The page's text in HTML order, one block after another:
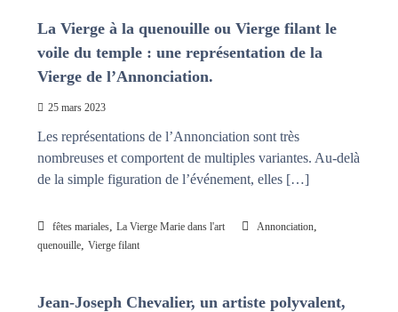
La Vierge à la quenouille ou Vierge filant le
voile du temple : une représentation de la
Vierge de l’Annonciation.
25 mars 2023
Les représentations de l’Annonciation sont très
nombreuses et comportent de multiples variantes. Au-delà
de la simple figuration de l’événement, elles […]
fêtes mariales, La Vierge Marie dans l'art Annonciation,
quenouille, Vierge filant
Jean-Joseph Chevalier, un artiste polyvalent,